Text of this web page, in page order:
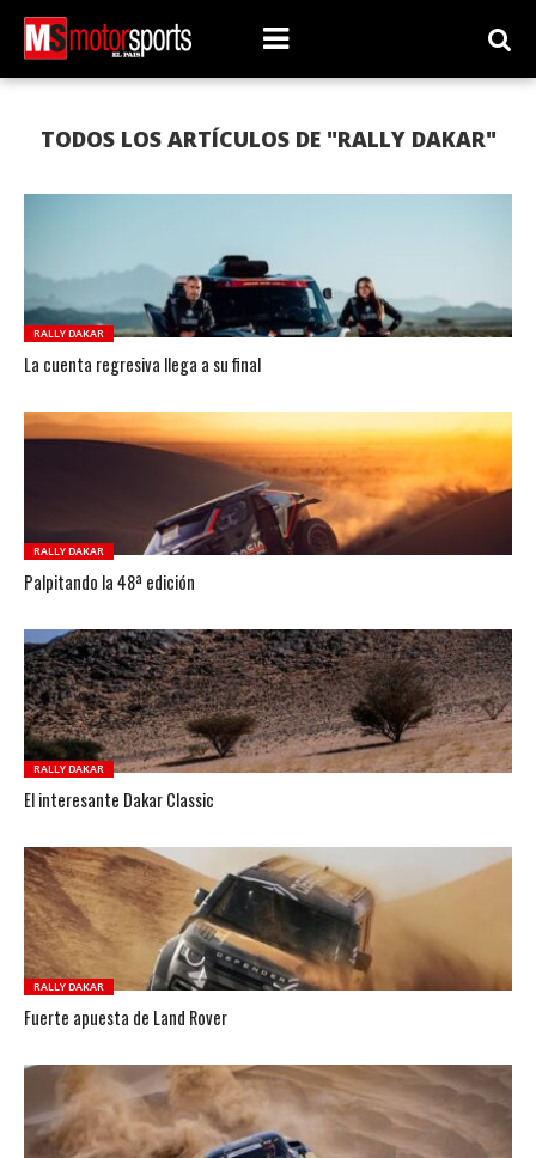
TODOS LOS ARTÍCULOS DE "RALLY DAKAR"
RALLY DAKAR
La cuenta regresiva llega a su final
RALLY DAKAR
Palpitando la 48ª edición
RALLY DAKAR
El interesante Dakar Classic
RALLY DAKAR
Fuerte apuesta de Land Rover